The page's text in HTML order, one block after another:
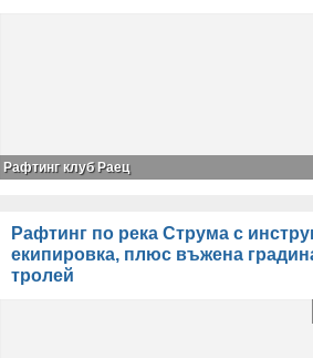
Рафтинг клуб Раец
Рафтинг по река Струма с
екипировка, плюс въжена
тролей